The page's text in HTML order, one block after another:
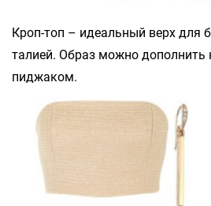
Кроп-топ – идеальный верх для
талией. Образ можно дополнить
пиджаком.